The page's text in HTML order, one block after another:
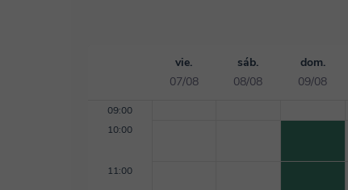
vie.
07/08
sáb.
08/08
dom.
09/08
09:00
10:00
11:00